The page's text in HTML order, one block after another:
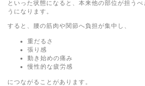
といった状態になると、本来他の部位が担う
うになります。
すると、腰の筋肉や関節へ負担が集中し、
重だるさ
張り感
動き始めの痛み
慢性的な疲労感
につながることがあります。